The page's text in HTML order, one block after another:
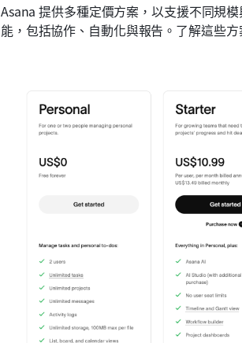
Asana 提供多種定價方案，以支援不同規
能，包括協作、自動化與報告。了解這些